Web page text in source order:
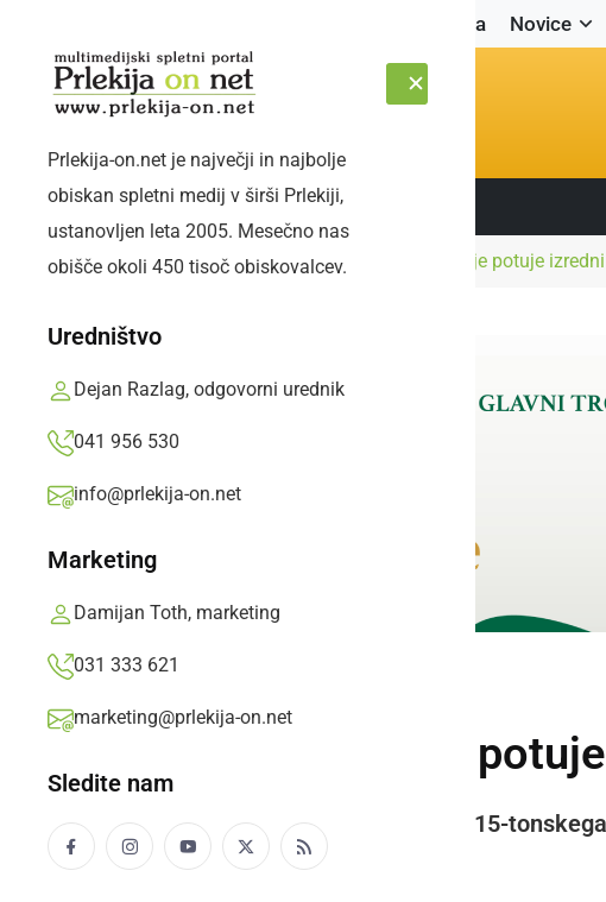
Naslovnica Novice
ČETRTEK, 6. AVGUST 2026 Sledite nam:
Prlekija-on.net je največji in najbolje
obiskan spletni medij v širši Prlekiji,
ustanovljen leta 2005. Mesečno nas
obišče okoli 450 tisoč obiskovalcev.
Uredništvo
Dejan Razlag, odgovorni urednik
041 956 530
info@prlekija-on.net
Marketing
Damijan Toth, marketing
031 333 621
marketing@prlekija-on.net
Sledite nam
Naslovnica Gospodarstvo Skozi naše kraje potuje
Skozi naše kraje
V petek poteka izredni prevoz 115-
Prlekija-on.net,petek, 6. marec 2020 ob 14:10